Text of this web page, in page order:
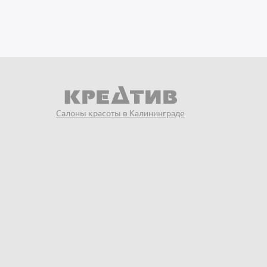
Салоны красоты в Калининграде